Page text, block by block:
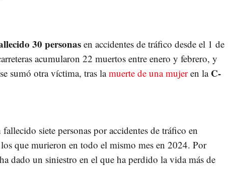
30 personas en accidentes de tráfico desde el 1 de
acumularon 22 muertos entre enero y febrero, y
sumó otra víctima, tras lamuerte de una mujeren la C-
siete personas por accidentes de tráfico en
que murieron en todo el mismo mes en 2024. Por
dado un siniestro en el que ha perdido la vida más de